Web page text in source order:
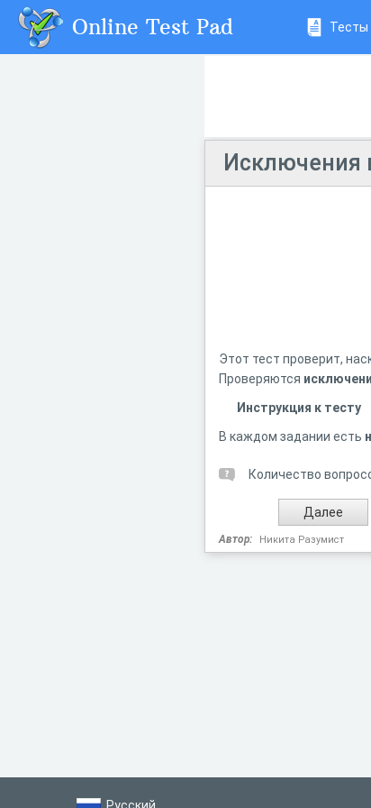
Online Test Pad Тесты
Исключения
Этот тест проверит,
Проверяются
Инструкция к тесту
В каждом задании есть
Количество
Автор: Никита Разумист